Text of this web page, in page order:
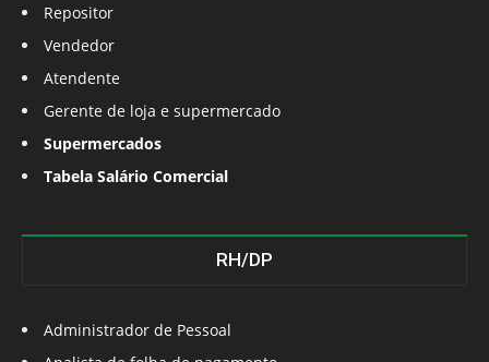
Repositor
Vendedor
Atendente
Gerente de loja e supermercado
Supermercados
Tabela Salário Comercial
RH/DP
Administrador de Pessoal